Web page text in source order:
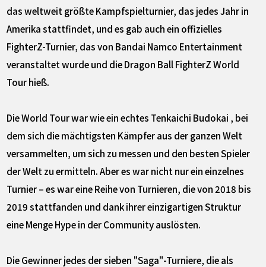
das weltweit größte Kampfspielturnier, das jedes Jahr in
Amerika stattfindet, und es gab auch ein offizielles
FighterZ-Turnier, das von Bandai Namco Entertainment
veranstaltet wurde und die Dragon Ball FighterZ World
Tour hieß.
Die World Tour war wie ein echtes Tenkaichi Budokai , bei
dem sich die mächtigsten Kämpfer aus der ganzen Welt
versammelten, um sich zu messen und den besten Spieler
der Welt zu ermitteln. Aber es war nicht nur ein einzelnes
Turnier – es war eine Reihe von Turnieren, die von 2018 bis
2019 stattfanden und dank ihrer einzigartigen Struktur
eine Menge Hype in der Community auslösten.
Die Gewinner jedes der sieben "Saga"-Turniere, die als